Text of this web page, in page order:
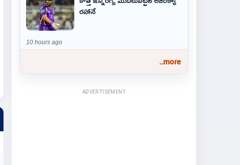
రహానే
10 hours ago
..more
ADVERTISEMENT